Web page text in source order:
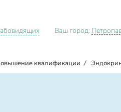
Ваш город:
квалификации /